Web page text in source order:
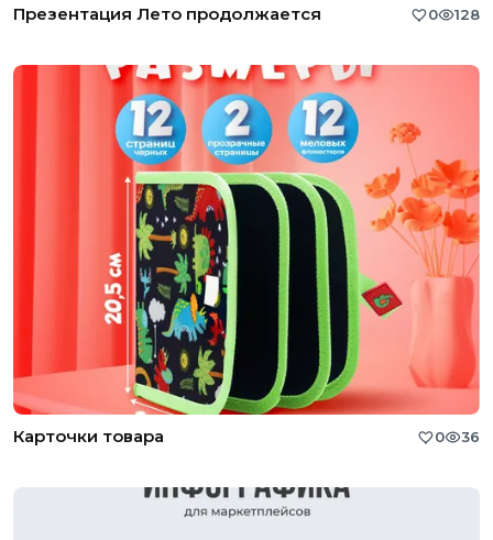
Презентация Лето продолжается 0 128
Карточки товара 0 36